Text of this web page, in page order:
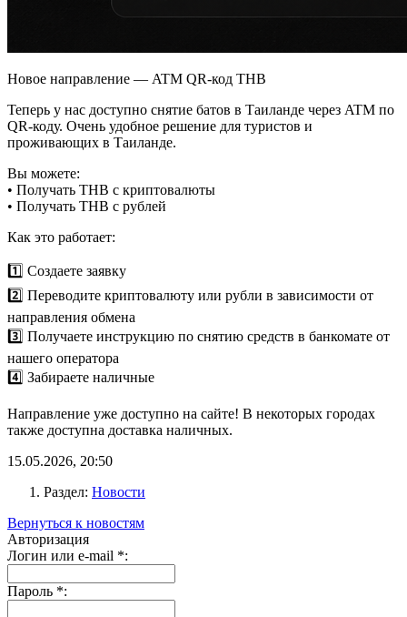
Новое направление — ATM QR-код THB
Теперь у нас доступно снятие батов в Таиланде через ATM по
QR-коду. Очень удобное решение для туристов и
проживающих в Таиланде.
Вы можете:
• Получать THB с криптовалюты
• Получать THB с рублей
Как это работает:
1️⃣ Создаете заявку
2️⃣ Переводите криптовалюту или рубли в зависимости от
направления обмена
3️⃣ Получаете инструкцию по снятию средств в банкомате от
нашего оператора
4️⃣ Забираете наличные
Направление уже доступно на сайте! В некоторых городах
также доступна доставка наличных.
15.05.2026, 20:50
Раздел: Новости
Вернуться к новостям
Авторизация
Логин или e-mail *:
Пароль *: